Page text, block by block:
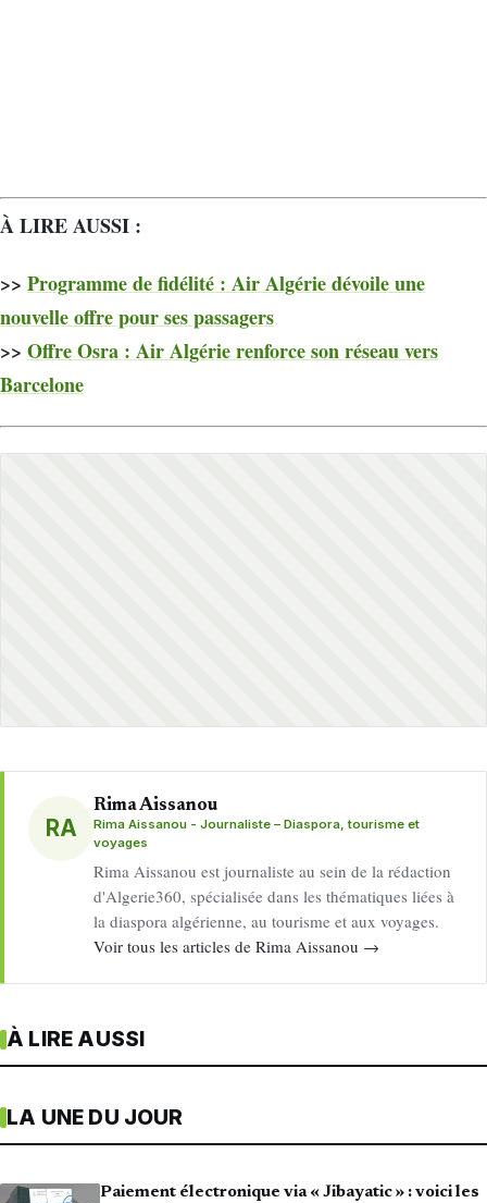
À LIRE AUSSI :
>> Programme de fidélité : Air Algérie dévoile une
nouvelle offre pour ses passagers
>> Offre Osra : Air Algérie renforce son réseau vers
Barcelone
RA
Rima Aissanou
Rima Aissanou - Journaliste – Diaspora, tourisme et
voyages
Rima Aissanou est journaliste au sein de la rédaction
d'Algerie360, spécialisée dans les thématiques liées à
la diaspora algérienne, au tourisme et aux voyages.
Voir tous les articles de Rima Aissanou →
À LIRE AUSSI
LA UNE DU JOUR
Paiement électronique via « Jibayatic » : voici les